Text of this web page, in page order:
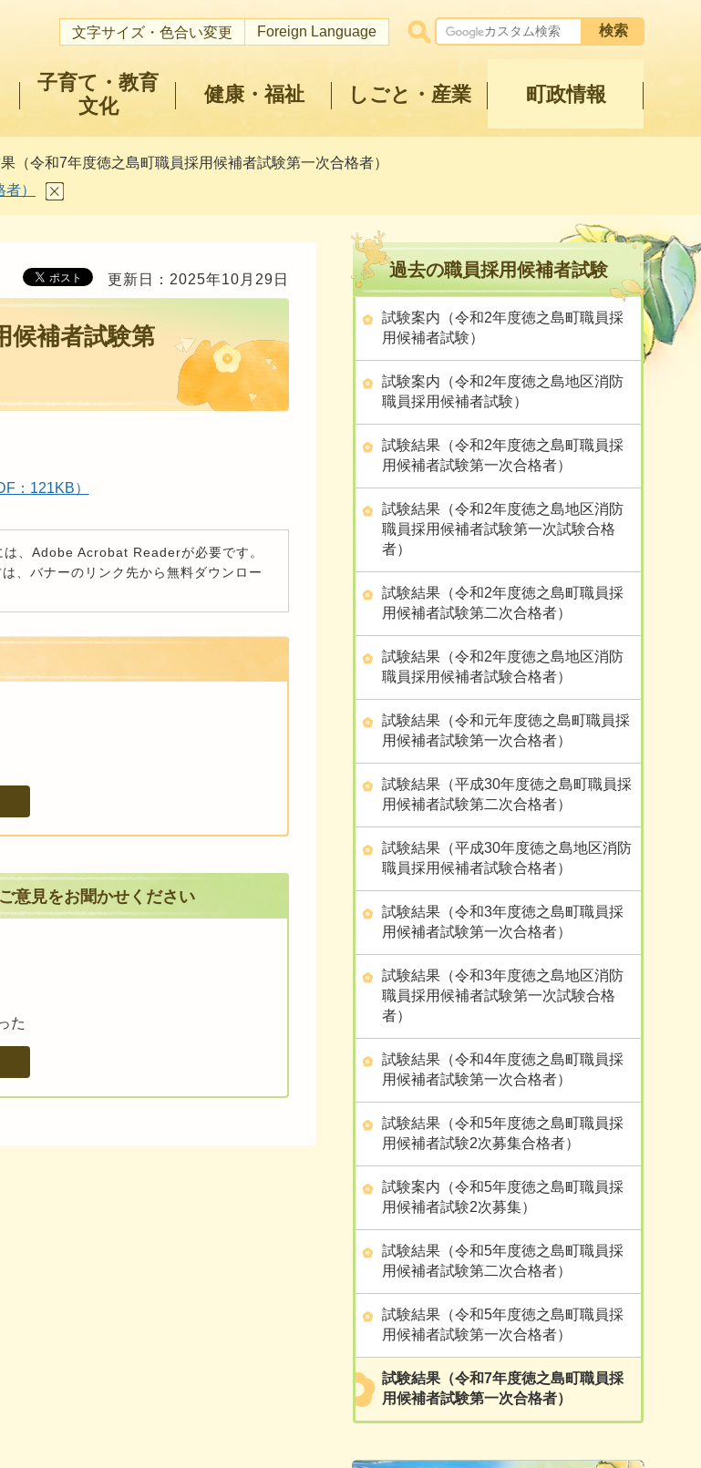
文字サイズ・色合い変更 Foreign Language
子育て・教育
文化
健康・福祉 しごと・産業 町政情報
（令和7年度徳之島町職員採用候補者試験第一次合格者）
）
更新日：2025年10月29日
候補者試験第
：121KB）
、Adobe Acrobat Readerが必要です。
、バナーのリンク先から無料ダウンロー
意見をお聞かせください
た
過去の職員採用候補者試験
試験案内（令和2年度徳之島町職員採
用候補者試験）
試験案内（令和2年度徳之島地区消防
職員採用候補者試験）
試験結果（令和2年度徳之島町職員採
用候補者試験第一次合格者）
試験結果（令和2年度徳之島地区消防
職員採用候補者試験第一次試験合格
者）
試験結果（令和2年度徳之島町職員採
用候補者試験第二次合格者）
試験結果（令和2年度徳之島地区消防
職員採用候補者試験合格者）
試験結果（令和元年度徳之島町職員採
用候補者試験第一次合格者）
試験結果（平成30年度徳之島町職員採
用候補者試験第二次合格者）
試験結果（平成30年度徳之島地区消防
職員採用候補者試験合格者）
試験結果（令和3年度徳之島町職員採
用候補者試験第一次合格者）
試験結果（令和3年度徳之島地区消防
職員採用候補者試験第一次試験合格
者）
試験結果（令和4年度徳之島町職員採
用候補者試験第一次合格者）
試験結果（令和5年度徳之島町職員採
用候補者試験2次募集合格者）
試験案内（令和5年度徳之島町職員採
用候補者試験2次募集）
試験結果（令和5年度徳之島町職員採
用候補者試験第二次合格者）
試験結果（令和5年度徳之島町職員採
用候補者試験第一次合格者）
試験結果（令和7年度徳之島町職員採
用候補者試験第一次合格者）